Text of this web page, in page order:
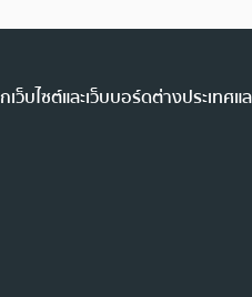
บไซต์และเว็บบอร์ดต่างประเทศ